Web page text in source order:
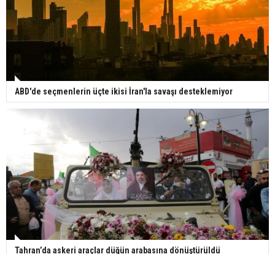
ABD'de seçmenlerin üçte ikisi İran'la savaşı desteklemiyor
Tahran’da askeri araçlar düğün arabasına dönüştürüldü